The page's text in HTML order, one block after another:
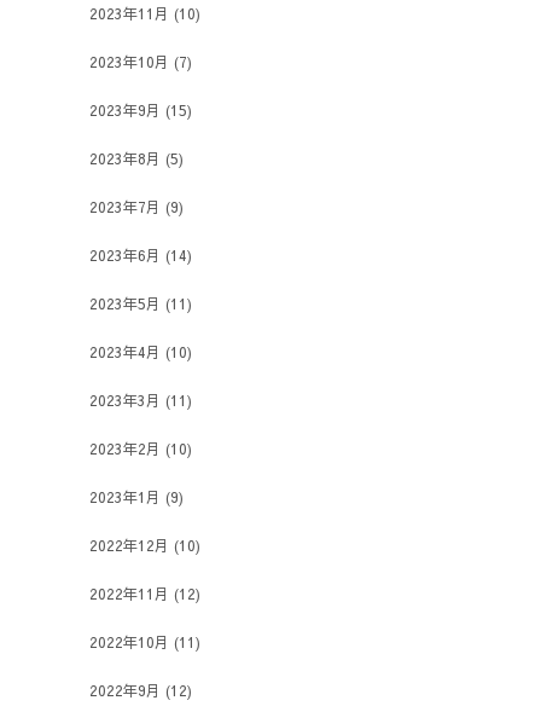
2023年11月 (10)
2023年10月 (7)
2023年9月 (15)
2023年8月 (5)
2023年7月 (9)
2023年6月 (14)
2023年5月 (11)
2023年4月 (10)
2023年3月 (11)
2023年2月 (10)
2023年1月 (9)
2022年12月 (10)
2022年11月 (12)
2022年10月 (11)
2022年9月 (12)